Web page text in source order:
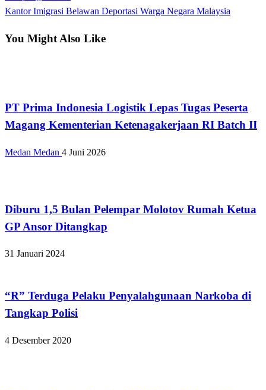
pos
Next
Kantor Imigrasi Belawan Deportasi Warga Negara Malaysia
You Might Also Like
PT Prima Indonesia Logistik Lepas Tugas Peserta
Magang Kementerian Ketenagakerjaan RI Batch II
Medan Medan 4 Juni 2026
Diburu 1,5 Bulan Pelempar Molotov Rumah Ketua
GP Ansor Ditangkap
31 Januari 2024
“R” Terduga Pelaku Penyalahgunaan Narkoba di
Tangkap Polisi
4 Desember 2020